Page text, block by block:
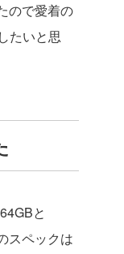
ので愛着の
たいと思
と
スペックは